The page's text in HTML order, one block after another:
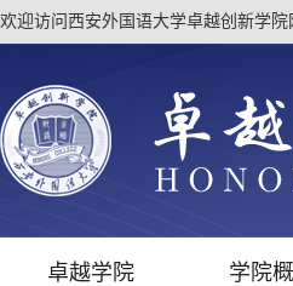
欢迎访问西安外国语大学卓越创新学院
卓越学院 学院